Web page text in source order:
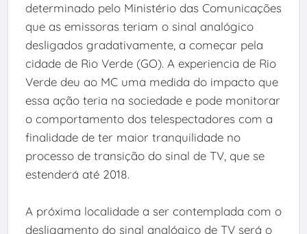
determinado pelo Ministério das Comunicações
que as emissoras teriam o sinal analógico
desligados gradativamente, a começar pela
cidade de Rio Verde (GO). A experiencia de Rio
Verde deu ao MC uma medida do impacto que
essa ação teria na sociedade e pode monitorar
o comportamento dos telespectadores com a
finalidade de ter maior tranquilidade no
processo de transição do sinal de TV, que se
estenderá até 2018.
A próxima localidade a ser contemplada com o
desligamento do sinal analógico de TV será o